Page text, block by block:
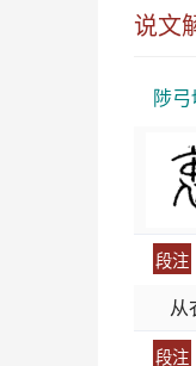
说文
陟弓
段注
从
段注